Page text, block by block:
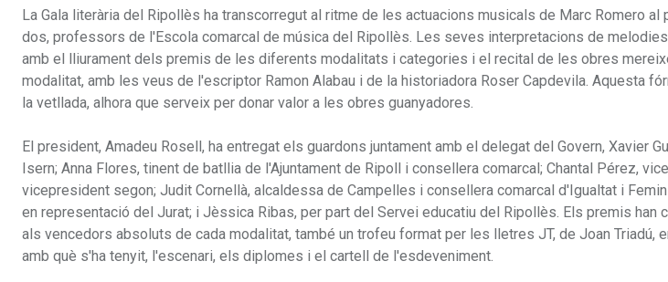
La Gala literària del Ripollès ha transcorregut al ritme de les actuacions musicals de Marc Romero al
dos, professors de l'Escola comarcal de música del Ripollès. Les seves interpretacions de
amb el lliurament dels premis de les diferents modalitats i categories i el recital de les obres
modalitat, amb les veus de l'escriptor Ramon Alabau i de la historiadora Roser Capdevila. Aquesta
la vetllada, alhora que serveix per donar valor a les obres guanyadores.
El president, Amadeu Rosell, ha entregat els guardons juntament amb el delegat del Govern, Xavier
Isern; Anna Flores, tinent de batllia de l'Ajuntament de Ripoll i consellera comarcal; Chantal Pérez,
vicepresident segon; Judit Cornellà, alcaldessa de Campelles i consellera comarcal d'Igualtat i
en representació del Jurat; i Jèssica Ribas, per part del Servei educatiu del Ripollès. Els premis
als vencedors absoluts de cada modalitat, també un trofeu format per les lletres JT, de Joan Triadú,
amb què s'ha tenyit, l'escenari, els diplomes i el cartell de l'esdeveniment.